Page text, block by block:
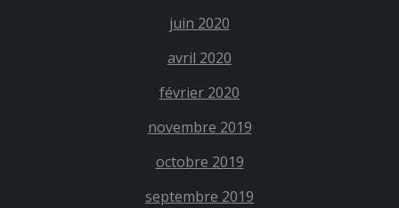
juin 2020
avril 2020
février 2020
novembre 2019
octobre 2019
septembre 2019